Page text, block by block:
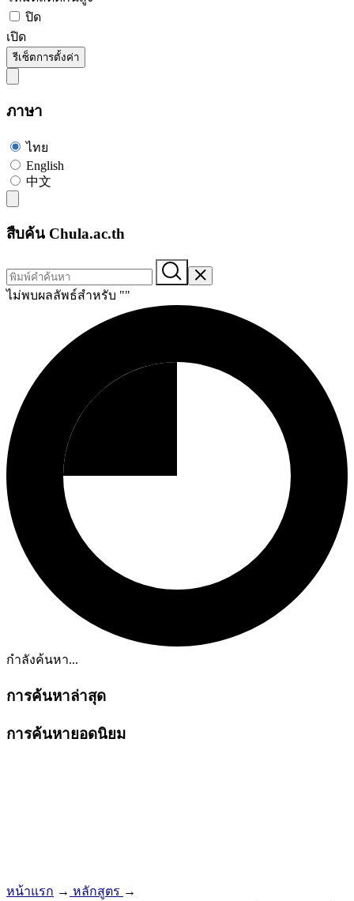
ปิด
เปิด
รีเซ็ตการตั้งค่า
ภาษา
ไทย
English
中文
สืบค้น Chula.ac.th
ไม่พบผลลัพธ์สำหรับ ""
กำลังค้นหา...
การค้นหาล่าสุด
การค้นหายอดนิยม
หน้าแรก → หลักสูตร →